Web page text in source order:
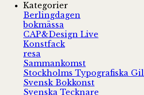
Kategorier
Berlingdagen
bokmässa
CAP&Design Live
Konstfack
resa
Sammankomst
Stockholms Typografiska
Svensk Bokkonst
Svenska Tecknare